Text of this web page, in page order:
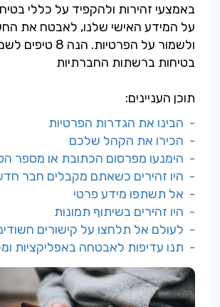
באמצעי זהירות ולהקפיד על כללי
על המידע האישי שלנו, לאבטח את
ולשמור על הפרטיות.
בטיחות ברשתות החברתיות
תוכן העניינים:
- הבינו את הגדרות הפרטיות
- הכירו את הקהל שלכם
- הימנעו מפרסום הכתובת או מספר
- היו זהירים כשאתם מקבלים חבר
- אל תשתפו מידע פרטי
- היו זהירים בשיתוף תמונות
- לעולם אל תלחצו על קישורים
- תנו עדיפות לאבטחה באפליקציות